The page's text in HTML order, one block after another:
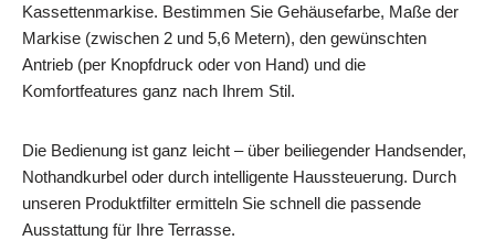
Kassettenmarkise. Bestimmen Sie Gehäusefarbe, Maße der
Markise (zwischen 2 und 5,6 Metern), den gewünschten
Antrieb (per Knopfdruck oder von Hand) und die
Komfortfeatures ganz nach Ihrem Stil.
Die Bedienung ist ganz leicht – über beiliegender Handsender,
Nothandkurbel oder durch intelligente Haussteuerung. Durch
unseren Produktfilter ermitteln Sie schnell die passende
Ausstattung für Ihre Terrasse.